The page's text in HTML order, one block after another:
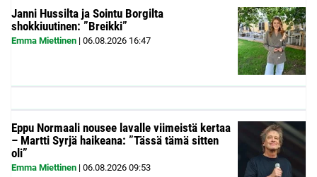
Janni Hussilta ja Sointu Borgilta
shokkiuutinen: ”Breikki”
Emma Miettinen | 06.08.2026 16:47
Eppu Normaali nousee lavalle viimeistä kertaa
– Martti Syrjä haikeana: ”Tässä tämä sitten
oli”
Emma Miettinen | 06.08.2026 09:53